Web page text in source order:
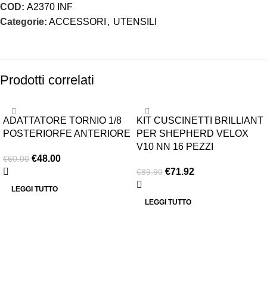
COD: A2370 INF
Categorie: ACCESSORI , UTENSILI
Prodotti correlati
-20%
ESAURITO
ADATTATORE TORNIO 1/8
POSTERIORFE ANTERIORE
€60.00 €48.00
LEGGI TUTTO
-20%
ESAURITO
KIT CUSCINETTI BRILLIANT
PER SHEPHERD VELOX
V10 NN 16 PEZZI
€89.90 €71.92
LEGGI TUTTO